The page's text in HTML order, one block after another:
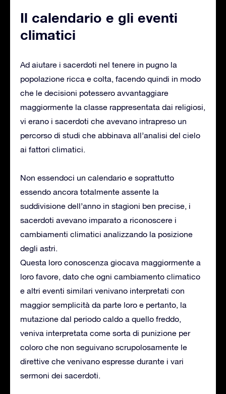
Il calendario e gli eventi
climatici
Ad aiutare i sacerdoti nel tenere in pugno la
popolazione ricca e colta, facendo quindi in modo
che le decisioni potessero avvantaggiare
maggiormente la classe rappresentata dai religiosi,
vi erano i sacerdoti che avevano intrapreso un
percorso di studi che abbinava all’analisi del cielo
ai fattori climatici.
Non essendoci un calendario e soprattutto
essendo ancora totalmente assente la
suddivisione dell’anno in stagioni ben precise, i
sacerdoti avevano imparato a riconoscere i
cambiamenti climatici analizzando la posizione
degli astri.
Questa loro conoscenza giocava maggiormente a
loro favore, dato che ogni cambiamento climatico
e altri eventi similari venivano interpretati con
maggior semplicità da parte loro e pertanto, la
mutazione dal periodo caldo a quello freddo,
veniva interpretata come sorta di punizione per
coloro che non seguivano scrupolosamente le
direttive che venivano espresse durante i vari
sermoni dei sacerdoti.